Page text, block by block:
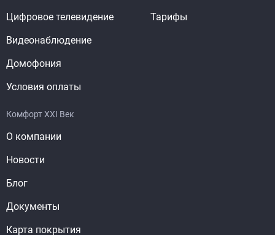
Цифровое телевидение
Видеонаблюдение
Домофония
Условия оплаты
Тарифы
Комфорт XXI Век
О компании
Новости
Блог
Документы
Карта покрытия